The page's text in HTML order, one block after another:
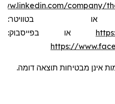
company/
או בפייסבוק:
https://
אינן מבטיחות תוצאה דומה.